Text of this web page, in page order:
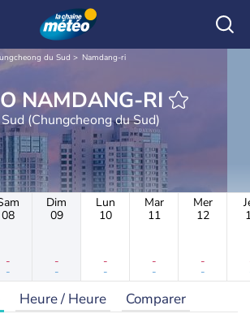
du Sud Namdang-ri
METEO NAMDANG-RI
(Chungcheong du Sud)
08
-
-
Dim
09
-
-
Lun
10
-
-
Mar
11
-
-
Mer
12
-
-
Heure / Heure Comparer